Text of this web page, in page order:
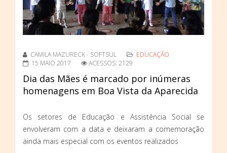
CAMILA MAZURECK - SOFTSUL
EDUCAÇÃO
15 MAIO 2017
ACESSOS: 2129
Dia das Mães é marcado por inúmeras
homenagens em Boa Vista da Aparecida
Os setores de Educação e Assistência Social se
envolveram com a data e deixaram a comemoração
ainda mais especial com os eventos realizados